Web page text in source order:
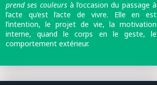
prend ses couleursà l’occasion du passage à
l’acte qu’est l’acte de vivre. Elle en est
l’intention, le projet de vie, la motivation
interne, quand le corps en le geste, le
comportement extérieur.